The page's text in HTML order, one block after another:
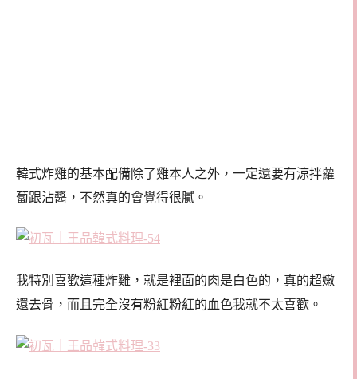
韓式炸雞的基本配備除了雞本人之外，一定還要有涼拌蘿
蔔跟沾醬，不然真的會覺得很膩。
我特別喜歡這種炸雞，就是裡面的肉是白色的，真的超嫩
還去骨，而且完全沒有粉紅粉紅的血色我就不太喜歡。